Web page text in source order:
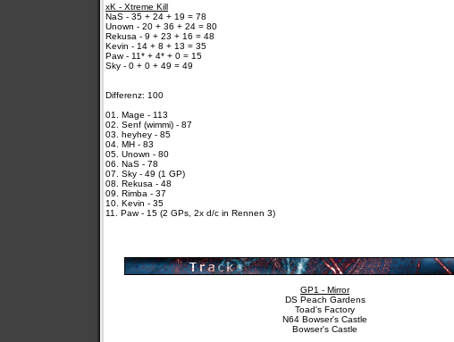
xK - Xtreme Kill
NaS - 35 + 24 + 19 = 78
Unown - 20 + 36 + 24 = 80
Rekusa - 9 + 23 + 16 = 48
Kevin - 14 + 8 + 13 = 35
Paw - 11* + 4* + 0 = 15
Sky - 0 + 0 + 49 = 49
Differenz: 100
01. Mage - 113
02. Senf (wimmi) - 87
03. heyhey - 85
04. MH - 83
05. Unown - 80
06. NaS - 78
07. Sky - 49 (1 GP)
08. Rekusa - 48
09. Rimba - 37
10. Kevin - 35
11. Paw - 15 (2 GPs, 2x d/c in Rennen 3)
GP1 - Mirror
DS Peach Gardens
Toad's Factory
N64 Bowser's Castle
Bowser's Castle